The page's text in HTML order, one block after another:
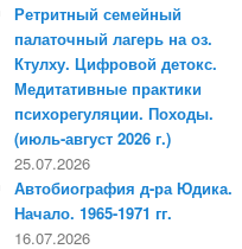
Ретритный семейный
палаточный лагерь на оз.
Ктулху. Цифровой детокс.
Медитативные практики
психорегуляции. Походы.
(июль-август 2026 г.)
25.07.2026
Автобиография д-ра Юдика.
Начало. 1965-1971 гг.
16.07.2026